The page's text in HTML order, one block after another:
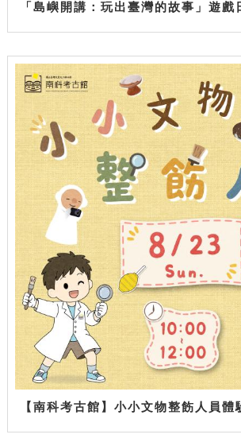
「島嶼開講：玩出臺灣的故事」遊戲
【南科考古館】小小文物整飭人員體